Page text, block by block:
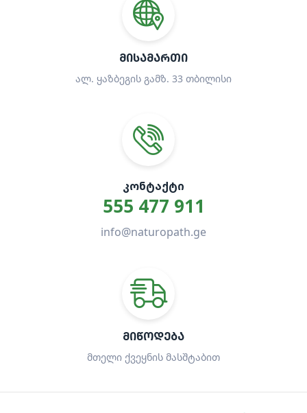
ᲛᲘᲡᲐᲛᲐᲠᲗᲘ
ალ. ყაზბეგის გამზ. 33 თბილისი
ᲙᲝᲜᲢᲐᲥᲢᲘ
555 477 911
info@naturopath.ge
ᲛᲘᲬᲝᲓᲔᲑᲐ
მთელი ქვეყნის მასშტაბით